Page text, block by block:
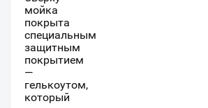
мойка
покрыта
специальным
защитным
покрытием
—
гелькоутом,
который